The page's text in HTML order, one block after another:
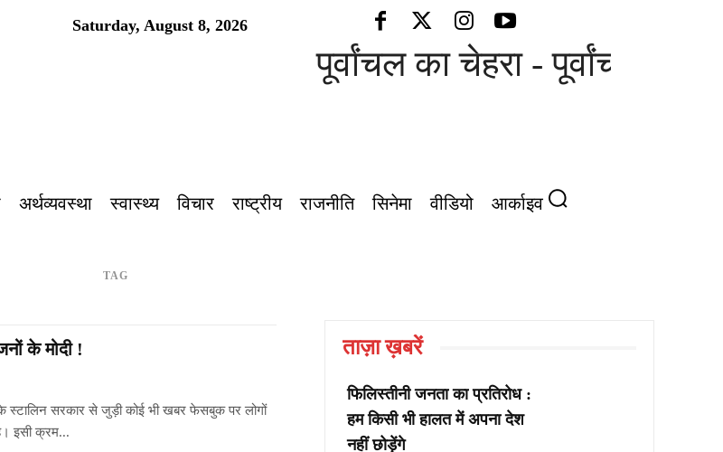
Saturday, August 8, 2026
पूर्वांचल का चेहरा - पूर्वांचल की
अर्थव्यवस्था स्वास्थ्य विचार राष्ट्रीय राजनीति सिनेमा वीडियो आर्काइव
TAG
के मोदी !
स्टालिन सरकार से जुड़ी कोई भी खबर फेसबुक पर लोगों
इसी क्रम...
ताज़ा ख़बरें
फिलिस्तीनी जनता का प्रतिरोध :
हम किसी भी हालत में अपना देश
नहीं छोड़ेंगे